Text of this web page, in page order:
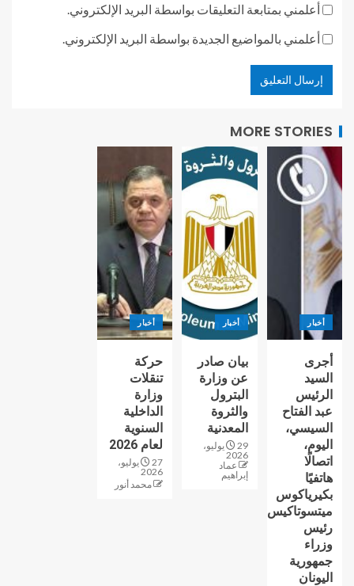
أعلمني بمتابعة التعليقات بواسطة البريد الإلكتروني.
أعلمني بالمواضيع الجديدة بواسطة البريد الإلكتروني.
MORE STORIES
أخبار
أجرى
السيد
الرئيس
عبد الفتاح
السيسي،
اليوم،
اتصالًا
هاتفيًا
بكيرياكوس
ميتسوتاكيس
رئيس
وزراء
جمهورية
اليونان
أخبار
بيان صادر
عن وزارة
البترول
والثروة
المعدنية
29 يوليو،
2026
عماد
إبراهيم
أخبار
حركة
تنقلات
وزارة
الداخلية
السنوية
لعام 2026
27 يوليو،
2026
محمد أنور